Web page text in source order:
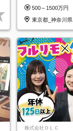
500～1500万円
東京都_神奈川県
株式会社ＯＬＣ